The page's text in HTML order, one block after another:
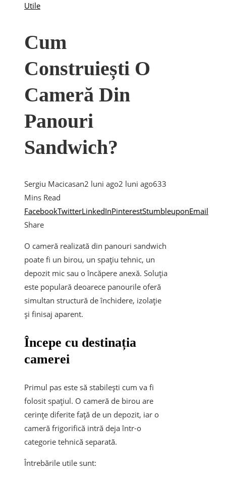
Utile
Cum
Construiești O
Cameră Din
Panouri
Sandwich?
Sergiu Macicasan2 luni ago2 luni ago633
Mins Read
FacebookTwitterLinkedInPinterestStumbleuponEmail
Share
O cameră realizată din panouri sandwich
poate fi un birou, un spațiu tehnic, un
depozit mic sau o încăpere anexă. Soluția
este populară deoarece panourile oferă
simultan structură de închidere, izolație
și finisaj aparent.
Începe cu destinația
camerei
Primul pas este să stabilești cum va fi
folosit spațiul. O cameră de birou are
cerințe diferite față de un depozit, iar o
cameră frigorifică intră deja într-o
categorie tehnică separată.
Întrebările utile sunt: